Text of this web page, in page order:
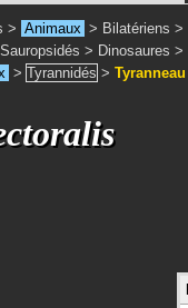
> Animaux > Bilatériens >
Sauropsidés > Dinosaures >
> Tyrannidés >